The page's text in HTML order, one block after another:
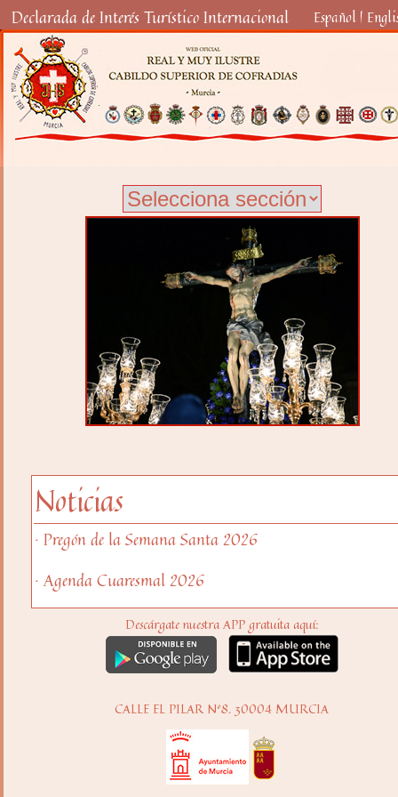
Declarada de Interés Turístico Internacional Español |
Noticias
· Pregón de la Semana Santa 2026
· Agenda Cuaresmal 2026
Descárgate nuestra APP gratuita aquí:
CALLE EL PILAR Nº8. 30004 MURCIA